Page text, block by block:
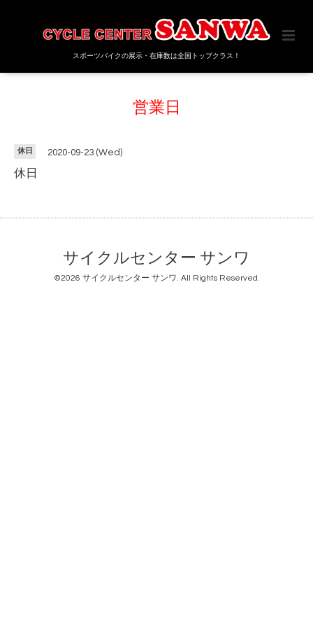
スポーツバイクの展示・在庫数は全国トップクラス！
営業日
休日 2020-09-23 (Wed)
休日
サイクルセンター サンワ
©2026 サイクルセンター サンワ. All Rights Reserved.